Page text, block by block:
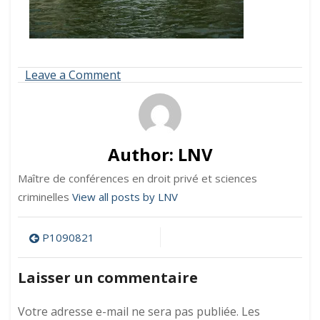
Leave a Commenton
Author: LNV
Maître de conférences en droit privé et sciences
criminelles View all posts by LNV
Navigation
de
l’article
P1090821
Laisser un commentaire
Votre adresse e-mail ne sera pas publiée. Les